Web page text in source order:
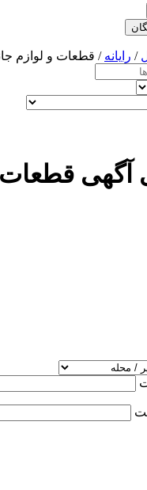
/ رایانه / قطعات و لوازم
آگهی قطعات